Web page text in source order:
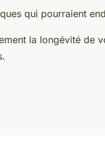
qui pourraient
la longévité de